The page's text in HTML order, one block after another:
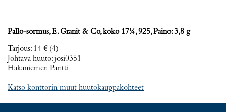
Pallo-sormus, E. Granit & Co, koko 17¼, 925, Paino: 3,8 g
Tarjous: 14 € (4)
Johtava huuto:josi0351
Hakaniemen Pantti
Katso konttorin muut huutokauppakohteet